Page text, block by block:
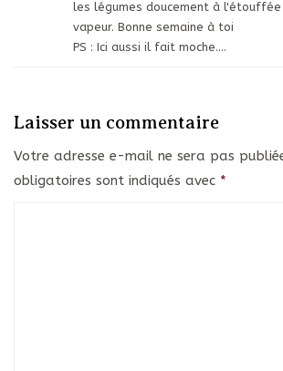
les légumes doucement à l'étouffée
vapeur. Bonne semaine à toi
PS : Ici aussi il fait moche….
Laisser un commentaire
Votre adresse e-mail ne sera pas
obligatoires sont indiqués avec *